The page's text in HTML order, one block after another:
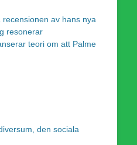
av hans nya
resonerar
teori om att Palme
den sociala